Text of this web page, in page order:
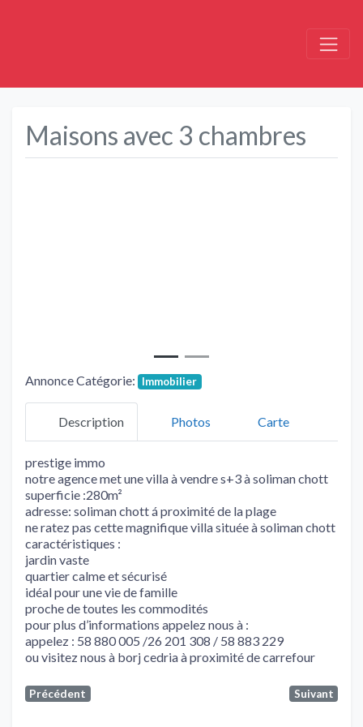
Maisons avec 3 chambres
Annonce Catégorie: Immobilier
Description Photos Carte
prestige immo
notre agence met une villa à vendre s+3 à soliman chott
superficie :280m²
adresse: soliman chott á proximité de la plage
ne ratez pas cette magnifique villa située à soliman chott
caractéristiques :
jardin vaste
quartier calme et sécurisé
idéal pour une vie de famille
proche de toutes les commodités
pour plus d’informations appelez nous à :
appelez : 58 880 005 /26 201 308 / 58 883 229
ou visitez nous à borj cedria à proximité de carrefour
Précédent Suivant